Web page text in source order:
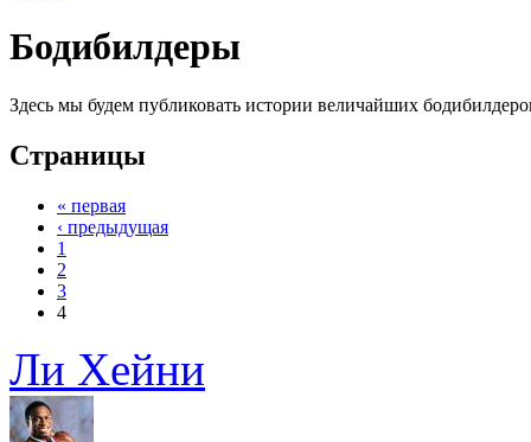
Бодибилдеры
Здесь мы будем публиковать истории величайших
Страницы
« первая
‹ предыдущая
1
2
3
4
Ли Хейни